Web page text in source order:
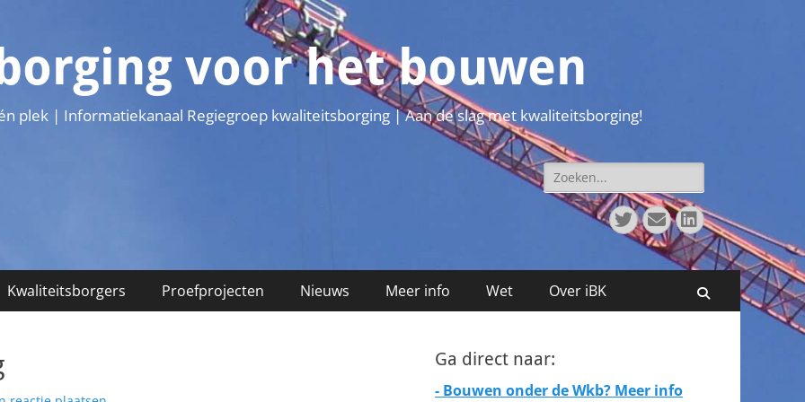
voor het bouwen
plek | Informatiekanaal Regiegroep kwaliteitsborging | Aan de slag met kwaliteitsborging!
Zoeken
naar:
Twitter
E-
mail
LinkedIn
Kwaliteitsborgers Proefprojecten Nieuws Meer info Wet Over iBK Zoeken
Ga direct naar:
- Bouwen onder de Wkb? Meer info